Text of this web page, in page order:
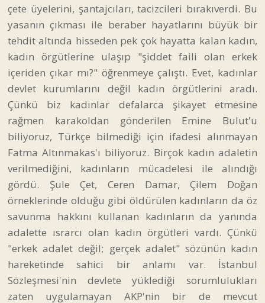
çete üyelerini, şantajcıları, tacizcileri bırakıverdi. Bu
yasanın çıkması ile beraber hayatlarını büyük bir
tehdit altında hisseden pek çok hayatta kalan kadın,
kadın örgütlerine ulaşıp "şiddet faili olan erkek
içeriden çıkar mı?" öğrenmeye çalıştı. Evet, kadınlar
devlet kurumlarını değil kadın örgütlerini aradı.
Çünkü biz kadınlar defalarca şikayet etmesine
rağmen karakoldan gönderilen Emine Bulut'u
biliyoruz, Türkçe bilmediği için ifadesi alınmayan
Fatma Altınmakas'ı biliyoruz. Birçok kadın adaletin
verilmediğini, kadınların mücadelesi ile alındığı
gördü. Şule Çet, Ceren Damar, Çilem Doğan
örneklerinde olduğu gibi öldürülen kadınların da öz
savunma hakkını kullanan kadınların da yanında
adalette ısrarcı olan kadın örgütleri vardı. Çünkü
"erkek adalet değil; gerçek adalet" sözünün kadın
hareketinde sahici bir anlamı var. İstanbul
Sözleşmesi'nin devlete yüklediği sorumlulukları
zaten uygulamayan AKP'nin bir de mevcut